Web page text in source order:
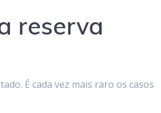
reserva
É cada vez mais raro os casos